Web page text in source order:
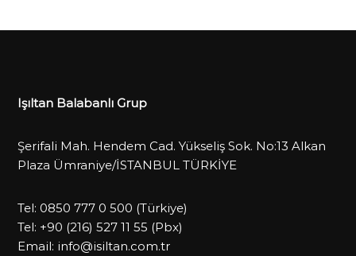
Işıltan Balabanlı Grup
Şerifali Mah. Hendem Cad. Yükseliş Sok. No:13 Alkan
Plaza Ümraniye/İSTANBUL TÜRKİYE
Tel: 0850 777 0 500 (Türkiye)
Tel: +90 (216) 527 11 55 (Pbx)
Email: info@isiltan.com.tr